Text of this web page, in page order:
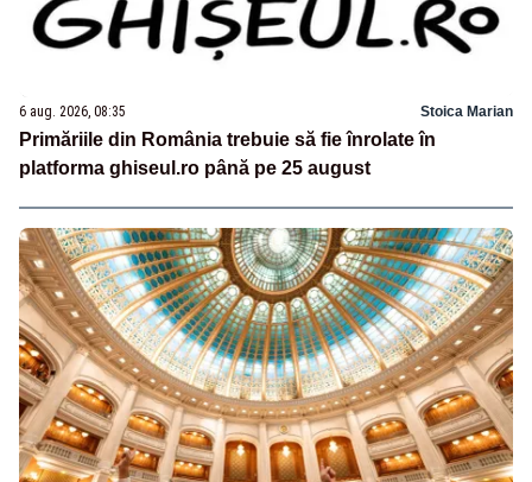
6 aug. 2026, 08:35 Stoica Marian
Primăriile din România trebuie să fie înrolate în
platforma ghiseul.ro până pe 25 august